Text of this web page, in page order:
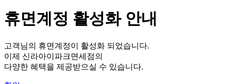
휴면계정 활성화 안내
고객님의 휴면계정이 활성화 되었습니다.
이제 신라아이파크면세점의
다양한 혜택을 제공받으실 수 있습니다.